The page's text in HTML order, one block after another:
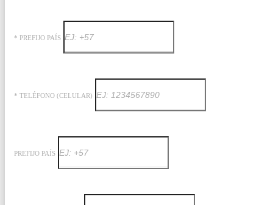
* PREFIJO PAÍS
* TELÉFONO (CELULAR)
PREFIJO PAÍS